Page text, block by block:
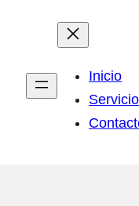
Inicio